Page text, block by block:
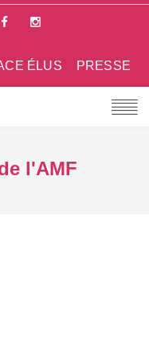
PRESSE
ÉLUS
l'AMF